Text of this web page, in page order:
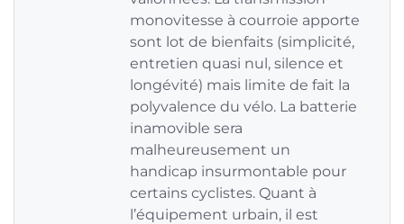
monovitesse à courroie apporte
sont lot de bienfaits (simplicité,
entretien quasi nul, silence et
longévité) mais limite de fait la
polyvalence du vélo. La batterie
inamovible sera
malheureusement un
handicap insurmontable pour
certains cyclistes. Quant à
l’équipement urbain, il est